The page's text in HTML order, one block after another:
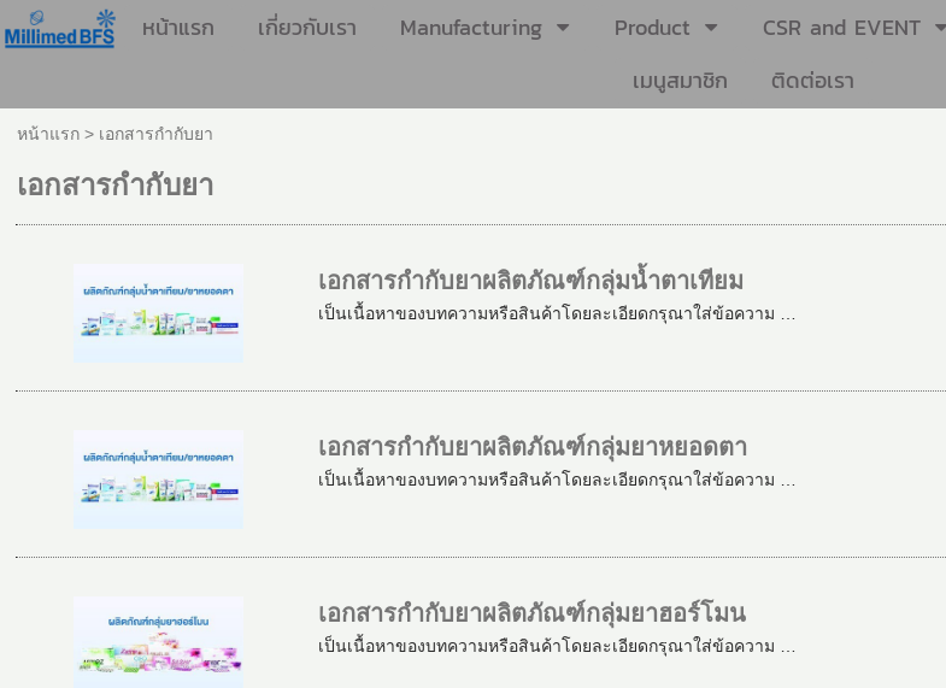
หน้าแรก เกี่ยวกับเรา Manufacturing Product CSR and EVENT
เมนูสมาชิก
ติดต่อเรา
หน้าแรก> เอกสารกำกับยา
เอกสารกำกับยา
เอกสารกำกับยาผลิตภัณฑ์กลุ่มน้ำตาเทียม
เป็นเนื้อหาของบทความหรือสินค้าโดยละเอียดกรุณาใส่ข้อความ …
เอกสารกำกับยาผลิตภัณฑ์กลุ่มยาหยอดตา
เป็นเนื้อหาของบทความหรือสินค้าโดยละเอียดกรุณาใส่ข้อความ …
เอกสารกำกับยาผลิตภัณฑ์กลุ่มยาฮอร์โมน
เป็นเนื้อหาของบทความหรือสินค้าโดยละเอียดกรุณาใส่ข้อความ …